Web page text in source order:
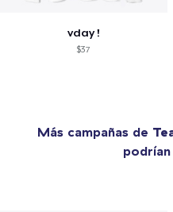
vday !
$37
Más campañas de